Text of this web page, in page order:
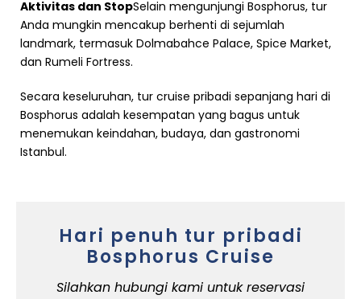
Aktivitas dan StopSelain mengunjungi Bosphorus, tur
Anda mungkin mencakup berhenti di sejumlah
landmark, termasuk Dolmabahce Palace, Spice Market,
dan Rumeli Fortress.
Secara keseluruhan, tur cruise pribadi sepanjang hari di
Bosphorus adalah kesempatan yang bagus untuk
menemukan keindahan, budaya, dan gastronomi
Istanbul.
Hari penuh tur pribadi
Bosphorus Cruise
Silahkan hubungi kami untuk reservasi